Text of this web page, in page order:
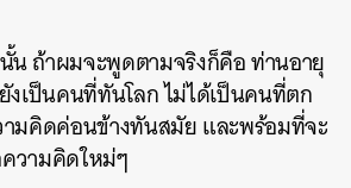
น ถ้าผมจะพูดตามจริงก็คือ ท่านอายุ
งเป็นคนที่ทันโลก ไม่ได้เป็นคนที่ตก
ามคิดค่อนข้างทันสมัย และพร้อมที่จะ
วามคิดใหม่ๆ